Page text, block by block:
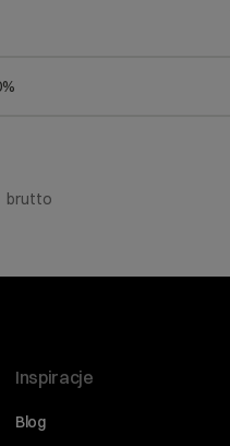
brutto
Inspiracje
Blog